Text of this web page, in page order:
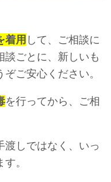
着用 して、ご相談に
談ごとに、新しいも
ご安心ください。
を行ってから、ご相
渡しではなく、いっ
。